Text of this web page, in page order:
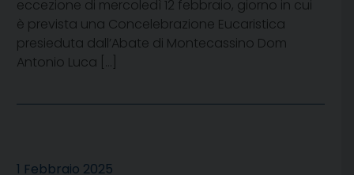
eccezione di mercoledì 12 febbraio, giorno in cui
è prevista una Concelebrazione Eucaristica
presieduta dall’Abate di Montecassino Dom
Antonio Luca […]
1 Febbraio 2025